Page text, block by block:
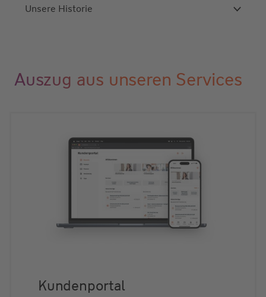
Unsere Historie
Auszug aus unseren Services
Kundenportal